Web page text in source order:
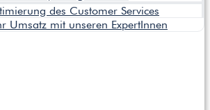
des Customer Services
Umsatz mit unseren ExpertInnen